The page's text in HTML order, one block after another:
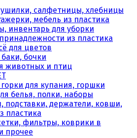
салфетницы, хлебницы
мебель из пластика
инвентарь для уборки
из пластика
для цветов
бочки
животных и птиц
для купания, горшки
белья, полки, наборы
держатели, ковши,
пластика
фильтры, коврики в
прочее